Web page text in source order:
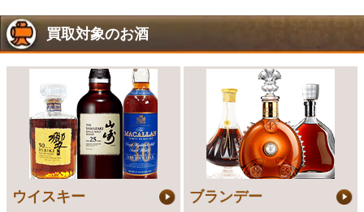
買取対象のお酒
ウイスキー ブランデー